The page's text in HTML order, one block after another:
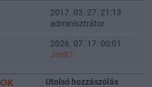
2017. 03. 27. 21:13
adminisztrátor
2026. 07. 17. 00:01
Jim87
Utolsó hozzászólás